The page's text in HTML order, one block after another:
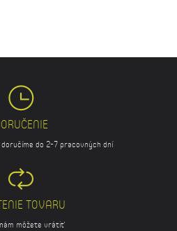
do 2-7 pracovných dní
TOVARU
môžete vrátiť